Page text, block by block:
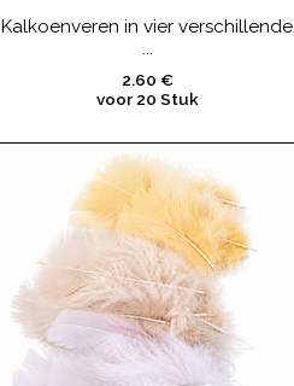
Kalkoenveren in vier verschillende
...
2.60 €
voor 20 Stuk